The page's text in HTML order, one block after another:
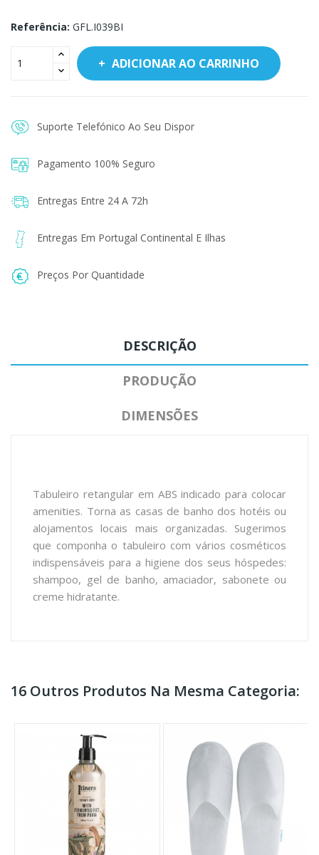
Referência: GFL.I039BI
ADICIONAR AO CARRINHO
Suporte Telefónico Ao Seu Dispor
Pagamento 100% Seguro
Entregas Entre 24 A 72h
Entregas Em Portugal Continental E Ilhas
Preços Por Quantidade
DESCRIÇÃO
PRODUÇÃO
DIMENSÕES
Tabuleiro retangular em ABS indicado para colocar
amenities. Torna as casas de banho dos hotéis ou
alojamentos locais mais organizadas. Sugerimos
que componha o tabuleiro com vários cosméticos
indispensáveis para a higiene dos seus hóspedes:
shampoo, gel de banho, amaciador, sabonete ou
creme hidratante.
16 Outros Produtos Na Mesma Categoria: